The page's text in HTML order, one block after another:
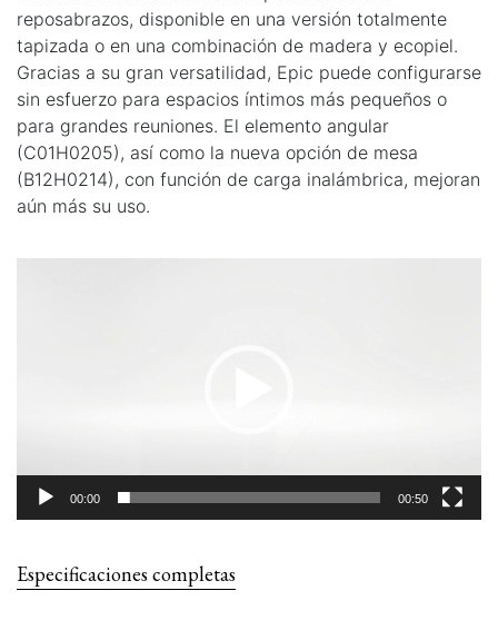
reposabrazos, disponible en una versión totalmente
tapizada o en una combinación de madera y ecopiel.
Gracias a su gran versatilidad, Epic puede configurarse
sin esfuerzo para espacios íntimos más pequeños o
para grandes reuniones. El elemento angular
(C01H0205), así como la nueva opción de mesa
(B12H0214), con función de carga inalámbrica, mejoran
aún más su uso.
00:00 00:50
Especificaciones completas